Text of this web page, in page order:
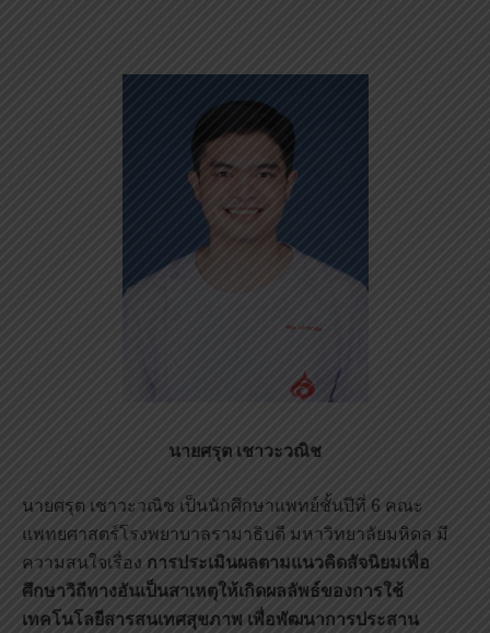
นายศรุต เชาวะวณิช
นายศรุต เชาวะวณิช เป็นนักศึกษาแพทย์ชั้นปีที่ 6 คณะ
แพทยศาสตร์โรงพยาบาลรามาธิบดี มหาวิทยาลัยมหิดล มี
ความสนใจเรื่อง การประเมินผลตามแนวคิดสัจนิยมเพื่อ
ศึกษาวิถีทางอันเป็นสาเหตุให้เกิดผลลัพธ์ของการใช้
เทคโนโลยีสารสนเทศสุขภาพ เพื่อพัฒนาการประสาน